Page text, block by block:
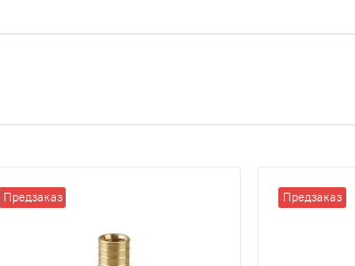
Предзаказ Предзаказ